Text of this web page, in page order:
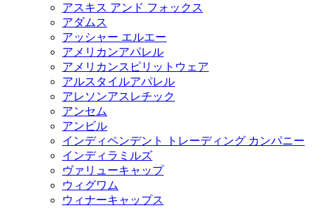
アスキス アンド フォックス
アダムス
アッシャー エルエー
アメリカンアパレル
アメリカンスピリットウェア
アルスタイルアパレル
アレソンアスレチック
アンセム
アンビル
インディペンデント トレーディング カンパニー
インディラミルズ
ヴァリューキャップ
ウィグワム
ウィナーキャップス